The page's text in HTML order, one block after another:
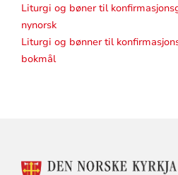
Liturgi og bøner til
nynorsk
Liturgi og bønner til
bokmål